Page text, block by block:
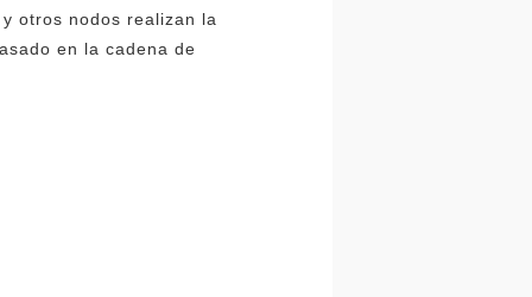
otros nodos realizan la
en la cadena de